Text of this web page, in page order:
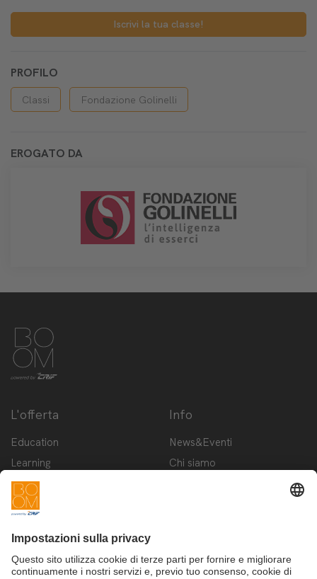
Iscrivi la tua classe!
PROFILO
Classi Fondazione Golinelli
EROGATO DA
L'offerta
Education
Learning
Innovation
Startup
Info
News&Eventi
Chi siamo